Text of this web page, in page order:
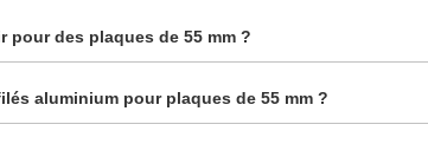
des plaques de 55 mm ?
aluminium pour plaques de 55 mm ?